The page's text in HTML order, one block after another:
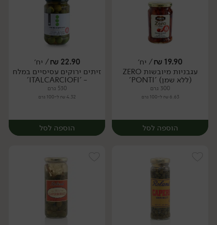
יח׳ יח׳
19.90
₪/ יח׳
עגבניות מיובשות ZERO
(ללא שמן) 'PONTI'
300 גרם
6.63 ₪ ל-100 גרם
הוספה לסל
22.90
₪/ יח׳
זיתים ירוקים עסיסיים במלח
- 'ITALCARCIOFI'
530 גרם
4.32 ₪ ל-100 גרם
הוספה לסל